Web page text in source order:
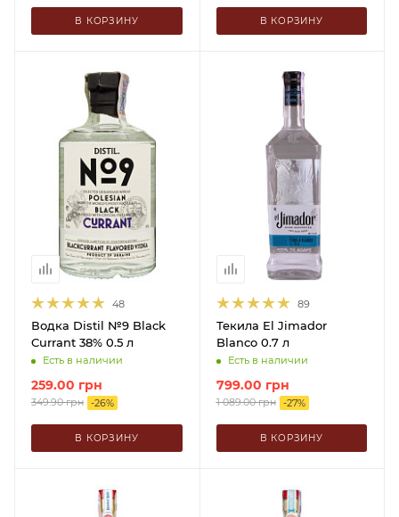
В КОРЗИНУ В КОРЗИНУ
48
Водка Distil №9 Black
Currant 38% 0.5 л
Есть в наличии
259.00 грн
349.90грн -26%
В КОРЗИНУ
89
Текила El Jimador
Blanco 0.7 л
Есть в наличии
799.00 грн
1 089.00грн -27%
В КОРЗИНУ